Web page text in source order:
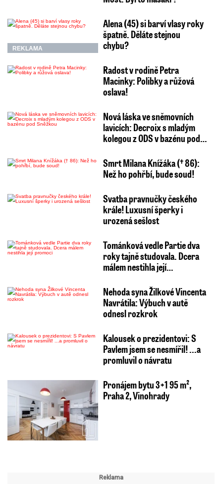
REKLAMA
Alena (45) si barví vlasy roky
špatně. Děláte stejnou
chybu?
Radost v rodině Petra
Macinky: Polibky a růžová
oslava!
Nová láska ve sněmovních
lavicích: Decroix s mladým
kolegou z ODS v bazénu pod…
Smrt Milana Knížáka († 86):
Než ho pohřbí, bude soud!
Svatba pravnučky českého
krále! Luxusní šperky i
urozená sešlost
Tománková vedle Partie dva
roky tajně studovala. Dcera
málem nestihla její…
Nehoda syna Žilkové Vincenta
Navrátila: Výbuch v autě
odnesl rozkrok
Kalousek o prezidentovi: S
Pavlem jsem se nesmířil! ...a
promluvil o návratu
Pronájem bytu 3+1 95 m²,
Praha 2, Vinohrady